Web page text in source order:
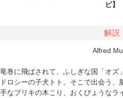
ビ】
解説
Alfred
竜巻に飛ばされて、ふしぎな国「オズ
ドロシーの子犬トト。そこで出会う
手なブリキの木こり、おくびょうなラ